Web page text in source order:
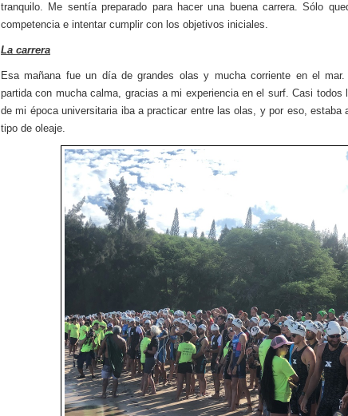
tranquilo. Me sentía preparado para hacer una buena carrera. Sólo
competencia e intentar cumplir con los objetivos iniciales.
La carrera
Esa mañana fue un día de grandes olas y mucha corriente en el
partida con mucha calma, gracias a mi experiencia en el surf. Casi todos
de mi época universitaria iba a practicar entre las olas, y por eso, estaba
tipo de oleaje.